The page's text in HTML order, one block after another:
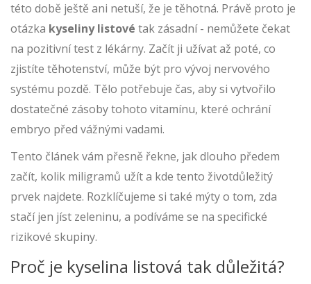
této době ještě ani netuší, že je těhotná. Právě proto je
otázka kyseliny listové tak zásadní - nemůžete čekat
na pozitivní test z lékárny. Začít ji užívat až poté, co
zjistíte těhotenství, může být pro vývoj nervového
systému pozdě. Tělo potřebuje čas, aby si vytvořilo
dostatečné zásoby tohoto vitamínu, které ochrání
embryo před vážnými vadami.
Tento článek vám přesně řekne, jak dlouho předem
začít, kolik miligramů užít a kde tento životdůležitý
prvek najdete. Rozklíčujeme si také mýty o tom, zda
stačí jen jíst zeleninu, a podíváme se na specifické
rizikové skupiny.
Proč je kyselina listová tak důležitá?